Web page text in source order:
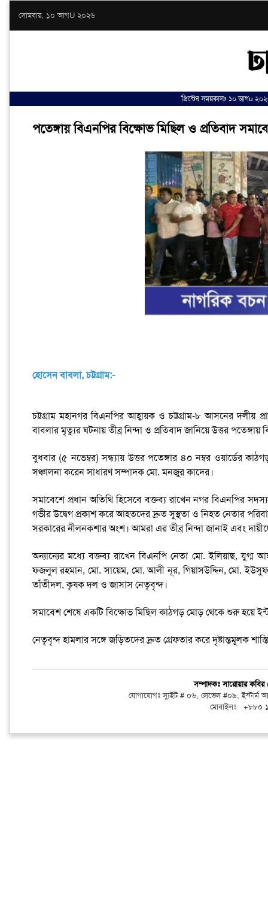
সোমবার, ১০ আগU ২০২৬
প্রিন্টের সময়কালঃ ১০ আগu
পতেঙ্গায় বিএনপির বিক্ষোভ মিছিল ও প্রতিবাদ
হোসেন বাবলা, চট্টগ্রাম:-
চট্টগ্রাম মহানগর বিএনপির আহ্বায়ক ও চট্টগ্রাম-৮ আসনের দলীয়
বাবলার মৃত্যুর ঘটনায় তীব্র নিন্দা ও প্রতিবাদ জানিয়ে উত্তর
বুধবার (৫ নভেম্বর) সন্ধ্যায় উত্তর পতেঙ্গার ৪০ নম্বর ওয়ার্ডের
সঞ্চালনা করেন সাধারণ সম্পাদক মো. মনজুর কাদের।
সমাবেশে প্রধান অতিথি হিসেবে বক্তব্য রাখেন নগর বিএনপির
গভীর উদ্বেগ প্রকাশ করে আহতদের দ্রুত সুস্থতা ও নিহত নেতার
সরকারের নীলনকশার অংশ। আমরা এর তীব্র নিন্দা জানাই এবং
অন্যান্যের মধ্যে বক্তব্য রাখেন বিএনপি নেতা মো. ইলিয়াছ,
ফজলুল রহমান, মো. সায়েম, মো. আলী নূর, গিয়াসউদ্দিন, মো.
তাঁতীদল, কৃষক দল ও জাসাস নেতৃবৃন্দ।
সমাবেশ শেষে একটি বিক্ষোভ মিছিল কাঠগড় মোড় থেকে শুরু হয়ে
নেতৃবৃন্দ হামলার সঙ্গে জড়িতদের দ্রুত গ্রেফতার করে দৃষ্টান্তমূলক
সম্পাদকঃ সারোয়ার
যোগাযোগঃ স্যুইট # ০৬, লেভেল #০৯, ইস্টার্ন
মোবাইলঃ +৮৮০